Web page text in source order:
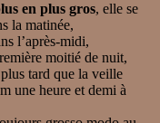
en plus gros, elle se
la matinée,
l’après-midi,
moitié de nuit,
tard que la veille
une heure et demi à